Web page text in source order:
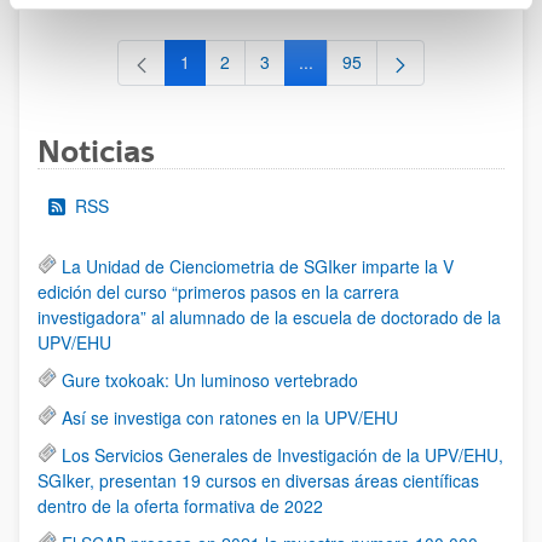
Página
1 Página
2 Página
3 ...Páginas intermedias Use TAB
Página
95
Noticias
RSS
La Unidad de Cienciometria de SGIker imparte la V
edición del curso “primeros pasos en la carrera
investigadora” al alumnado de la escuela de doctorado de la
UPV/EHU
Gure txokoak: Un luminoso vertebrado
Así se investiga con ratones en la UPV/EHU
Los Servicios Generales de Investigación de la UPV/EHU,
SGIker, presentan 19 cursos en diversas áreas científicas
dentro de la oferta formativa de 2022